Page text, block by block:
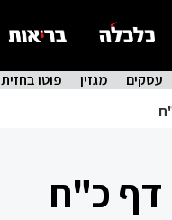
עסקים מגזין פוטו בחזית
כ"ח